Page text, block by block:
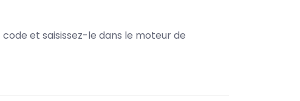
et saisissez-le dans le moteur de